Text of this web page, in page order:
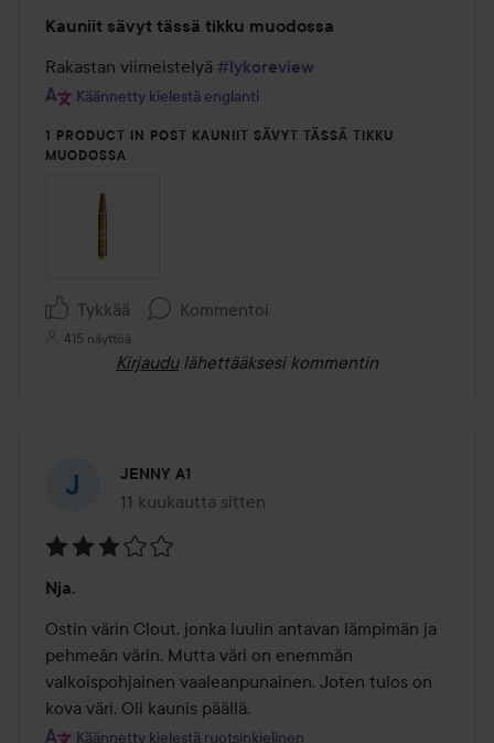
4
/
5
Kauniit sävyt tässä tikku muodossa
Rakastan viimeistelyä #lykoreview
Käännetty kielestä englanti
1 PRODUCT IN POST KAUNIIT SÄVYT TÄSSÄ TIKKU
MUODOSSA
Tykkää Kommentoi
415 näyttöä
Kirjaudu lähettääksesi kommentin
JENNY A1
11 kuukautta sitten
Viesti luotiin 11 kuukautta sitten
3
/
5
Nja.
Ostin värin Clout, jonka luulin antavan lämpimän ja
pehmeän värin. Mutta väri on enemmän
valkoispohjainen vaaleanpunainen. Joten tulos on
kova väri. Oli kaunis päällä.
Käännetty kielestä ruotsinkielinen